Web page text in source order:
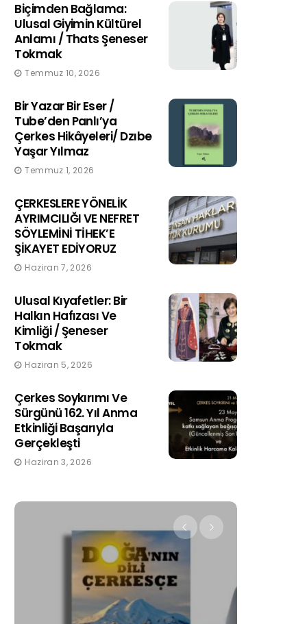
Biçimden Bağlama:
Ulusal Giyimin Kültürel
Anlamı / Thats Şeneser
Tokmak
Temmuz 10, 2026
Bir Yazar Bir Eser /
Tube’den Panlı’ya
Çerkes Hikâyeleri/ Dzıbe
Yaşar Yılmaz
Temmuz 1, 2026
ÇERKESLERE YÖNELİK
AYRIMCILIĞI VE NEFRET
SÖYLEMİNİ TİHEK’E
ŞİKAYET EDİYORUZ
Haziran 7, 2026
Ulusal Kıyafetler: Bir
Halkın Hafızası Ve
Kimliği / Şeneser
Tokmak
Haziran 5, 2026
Çerkes Soykırımı Ve
Sürgünü 162. Yıl Anma
Etkinliği Başarıyla
Gerçekleşti
Haziran 3, 2026